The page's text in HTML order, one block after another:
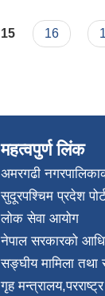
15 16
महत्वपुर्ण लिंक
अमरगढी
सुदूरपश्चिम प्रदेश
लोक सेवा आयोग
नेपाल सरकारको
सङ्घीय मामिला तथा
गृह मन्त्रालय,